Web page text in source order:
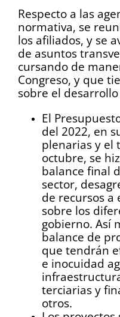
Respecto a las
normativa, se
los afiliados, y se
de asuntos
cursando de
Congreso, y que
sobre el
El
del 2022, en
plenarias y el
octubre, se
balance final
sector,
de recursos a
sobre los
gobierno. Así
balance de
que tendrán
e inocuidad
terciarias y
otros.